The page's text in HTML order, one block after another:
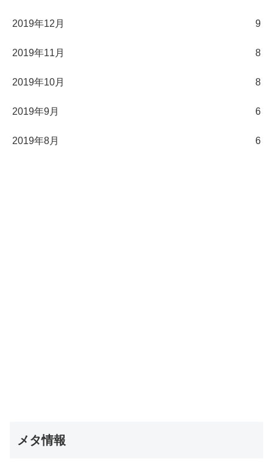
2019年12月 9
2019年11月 8
2019年10月 8
2019年9月 6
2019年8月 6
メタ情報